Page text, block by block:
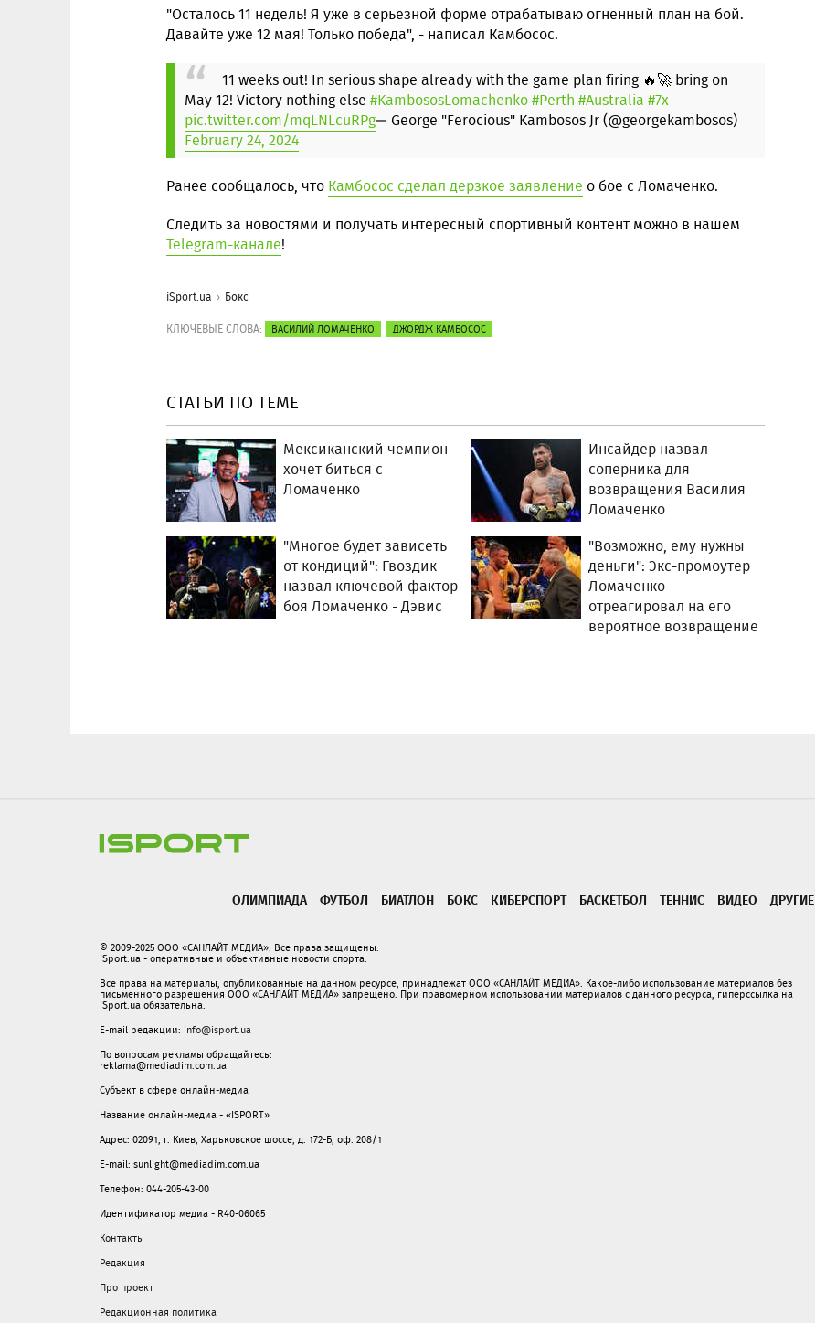
"Осталось 11 недель! Я уже в серьезной форме отрабатываю огненный план на бой.
Давайте уже 12 мая! Только победа", - написал Камбосос.
11 weeks out! In serious shape already with the game plan firing 🔥🚀 bring on
May 12! Victory nothing else #KambososLomachenko#Perth #Australia #7x
pic.twitter.com/mqLNLcuRPg— George "Ferocious" Kambosos Jr (@georgekambosos)
February 24, 2024
Ранее сообщалось, что Камбосос сделал дерзкое заявление о бое с Ломаченко.
Следить за новостями и получать интересный спортивный контент можно в нашем
Telegram-канале!
iSport.ua Бокс
КЛЮЧЕВЫЕ СЛОВА: ВАСИЛИЙ ЛОМАЧЕНКО ДЖОРДЖ КАМБОСОС
СТАТЬИ ПО ТЕМЕ
Мексиканский чемпион
хочет биться с
Ломаченко
Инсайдер назвал
соперника для
возвращения Василия
Ломаченко
"Многое будет зависеть
от кондиций": Гвоздик
назвал ключевой фактор
боя Ломаченко - Дэвис
"Возможно, ему нужны
деньги": Экс-промоутер
Ломаченко
отреагировал на его
вероятное возвращение
ОЛИМПИАДА ФУТБОЛ БИАТЛОН БОКС КИБЕРСПОРТ БАСКЕТБОЛ ТЕННИС ВИДЕО ДРУГИЕ
© 2009-2025 ООО «САНЛАЙТ МЕДИА». Все права защищены.
iSport.ua - оперативные и объективные новости спорта.
Все права на материалы, опубликованные на данном ресурсе, принадлежат ООО «САНЛАЙТ МЕДИА». Какое-либо использование материалов без
письменного разрешения ООО «САНЛАЙТ МЕДИА» запрещено. При правомерном использовании материалов с данного ресурса, гиперссылка на
iSport.ua обязательна.
E-mail редакции: info@isport.ua
По вопросам рекламы обращайтесь:
reklama@mediadim.com.ua
Субъект в сфере онлайн-медиа
Название онлайн-медиа - «ISPORT»
Адрес: 02091, г. Киев, Харьковское шоссе, д. 172-Б, оф. 208/1
E-mail: sunlight@mediadim.com.ua
Телефон: 044-205-43-00
Идентификатор медиа - R40-06065
Контакты
Редакция
Про проект
Редакционная политика